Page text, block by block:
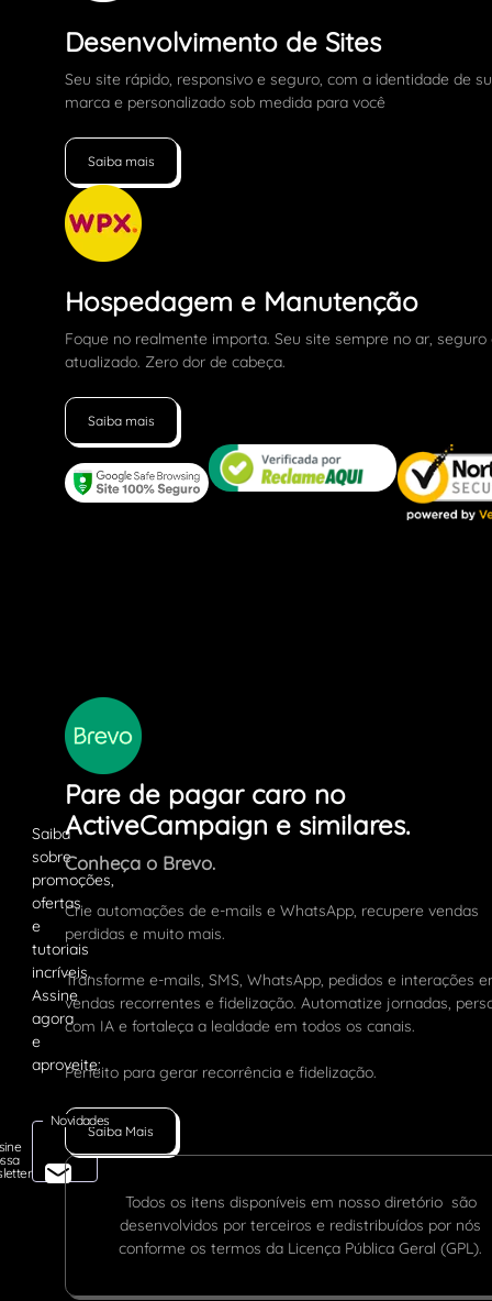
Novidades
Desenvolvimento de Sites
Seu site rápido, responsivo e seguro, com a identidade de
marca e personalizado sob medida para você
Saiba mais
Hospedagem e Manutenção
Foque no realmente importa. Seu site sempre no ar, seguro
atualizado. Zero dor de cabeça.
Saiba mais
Pare de pagar caro no
ActiveCampaign e similares.
Conheça o Brevo.
Crie automações de e-mails e WhatsApp, recupere vendas
perdidas e muito mais.
Transforme e-mails, SMS, WhatsApp, pedidos e interações
vendas recorrentes e fidelização. Automatize jornadas,
com IA e fortaleça a lealdade em todos os canais.
Perfeito para gerar recorrência e fidelização.
Saiba Mais
Todos os itens disponíveis em nosso diretório são
desenvolvidos por terceiros e redistribuídos por nós
conforme os termos da Licença Pública Geral (GPL).